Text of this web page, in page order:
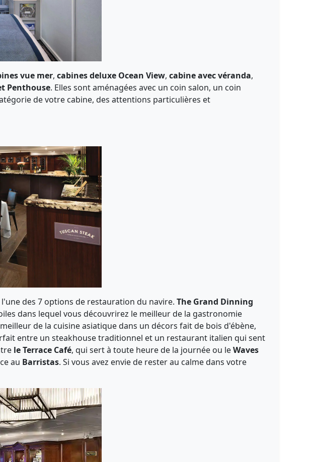
vue mer,cabines deluxe Ocean View,cabine avec véranda,
Penthouse. Elles sont aménagées avec un coin salon, un coin
de votre cabine, des attentions particulières et
des 7 options de restauration du navire.The Grand Dinning
dans lequel vous découvrirez le meilleur de la gastronomie
de la cuisine asiatique dans un décors fait de bois d'ébène,
entre un steakhouse traditionnel et un restaurant italien qui sent
le Terrace Café, qui sert à toute heure de la journée ou leWaves
au Barristas. Si vous avez envie de rester au calme dans votre